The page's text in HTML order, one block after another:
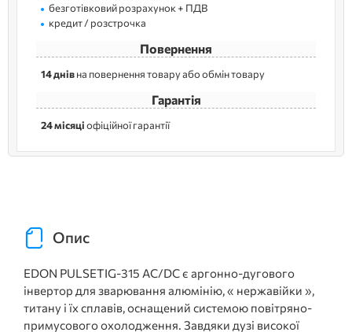
безготівковий розрахунок + ПДВ
кредит / розстрочка
Повернення
14 днівна повернення товару або обмін товару
Гарантія
24 місяціофіційної гарантії
Опис
EDON PULSETIG-315 AC/DC є аргонно-дугового
інвертор для зварювання алюмінію, « нержавійки »,
титану і їх сплавів, оснащений системою повітряно-
примусового охолодження. Завдяки дузі високої